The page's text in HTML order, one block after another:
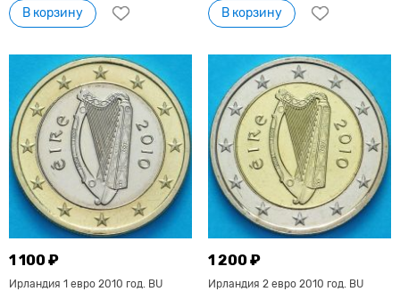
В корзину В корзину
1 100 ₽
Ирландия 1 евро 2010 год. BU
1 200 ₽
Ирландия 2 евро 2010 год. BU